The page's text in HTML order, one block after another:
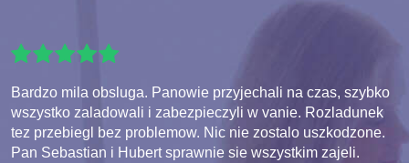
Bardzo mila obsluga. Panowie przyjechali na czas, szybko
wszystko zaladowali i zabezpieczyli w vanie. Rozladunek
tez przebiegl bez problemow. Nic nie zostalo uszkodzone.
Pan Sebastian i Hubert sprawnie sie wszystkim zajeli.